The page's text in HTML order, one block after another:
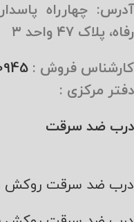
آدرس: چهارراه
رفاه، پلاک ۴۷ واحد ۳
کارشناس فروش :
دفتر مرکزی :
درب ضد سرقت
درب ضد سرقت روکش